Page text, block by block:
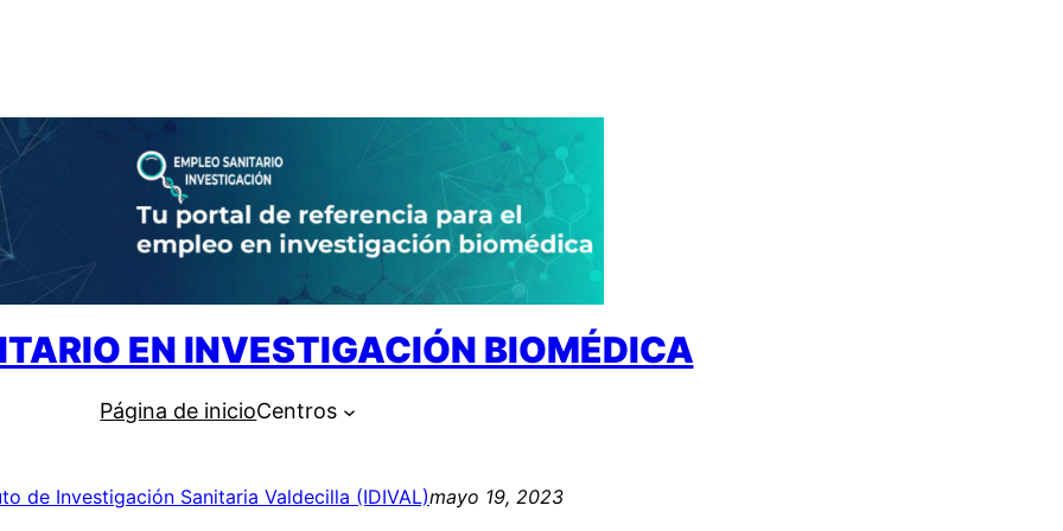
EN INVESTIGACIÓN BIOMÉDICA
Página de inicioCentros
de Investigación Sanitaria Valdecilla (IDIVAL)mayo 19, 2023